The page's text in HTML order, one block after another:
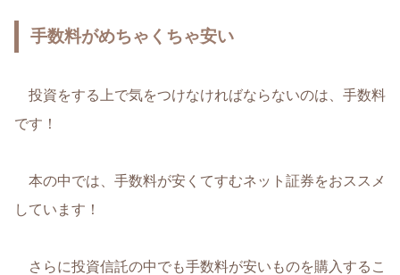
手数料がめちゃくちゃ安い
投資をする上で気をつけなければならないのは、手数料
です！
本の中では、手数料が安くてすむネット証券をおススメ
しています！
さらに投資信託の中でも手数料が安いものを購入するこ